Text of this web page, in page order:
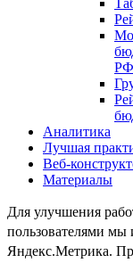
РФ
Аналитика
Лучшая
Веб-
Материалы
Для улучшения
пользователями мы
Яндекс.Метрика.